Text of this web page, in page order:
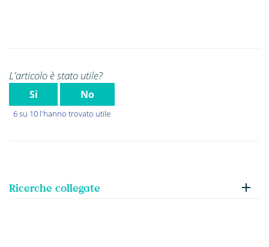
L'articolo è stato utile?
Si No
6 su 10 l'hanno trovato utile
Ricerche collegate